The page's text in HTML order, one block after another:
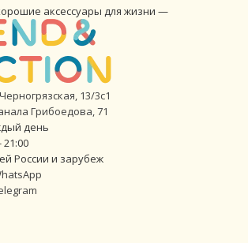
аксессуары для жизни —
13/3с1
Грибоедова, 71
день
России и зарубеж